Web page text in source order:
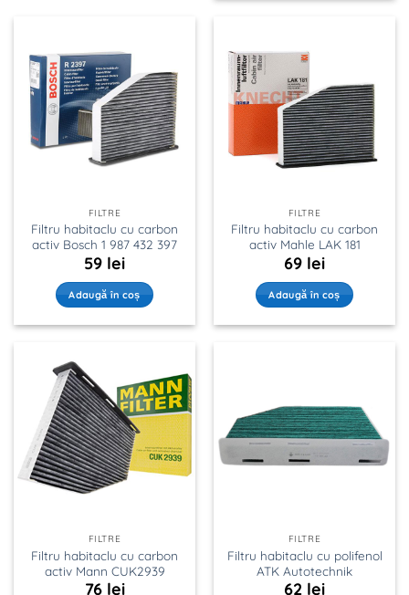
FILTRE
Filtru habitaclu cu carbon
activ Bosch 1 987 432 397
59 lei
Adaugă în coș
FILTRE
Filtru habitaclu cu carbon
activ Mahle LAK 181
69 lei
Adaugă în coș
FILTRE
Filtru habitaclu cu carbon
activ Mann CUK2939
76 lei
FILTRE
Filtru habitaclu cu polifenol
ATK Autotechnik
62 lei